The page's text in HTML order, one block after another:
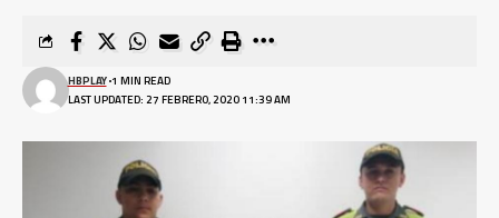
LAST UPDATED: 27 FEBRERO, 2020 11:39 AM
HBPLAY 1 MIN READ